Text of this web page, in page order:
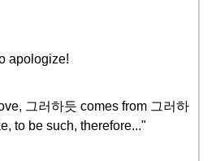
apologize!
그러하듯 comes from 그러하
to be such, therefore..."